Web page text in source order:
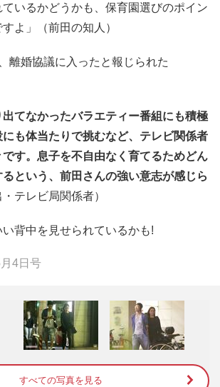
いるかどうかも、保育園選びのポイン
よ」（前田の知人）
離婚協議に入ったと報じられた
出てなかったバラエティー番組にも積極
も体当たりで挑むなど、テレビ関係者
す。息子を不自由なく育てるためどん
という、前田さんの強い意志が感じら
テレビ局関係者）
背中を見せられているかも!
4日号
すべての写真を見る